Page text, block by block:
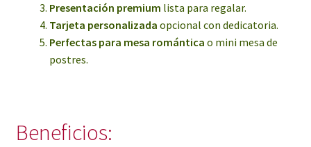
Presentación premium lista para regalar.
Tarjeta personalizada opcional con dedicatoria.
Perfectas para mesa romántica o mini mesa de
postres.
Beneficios: